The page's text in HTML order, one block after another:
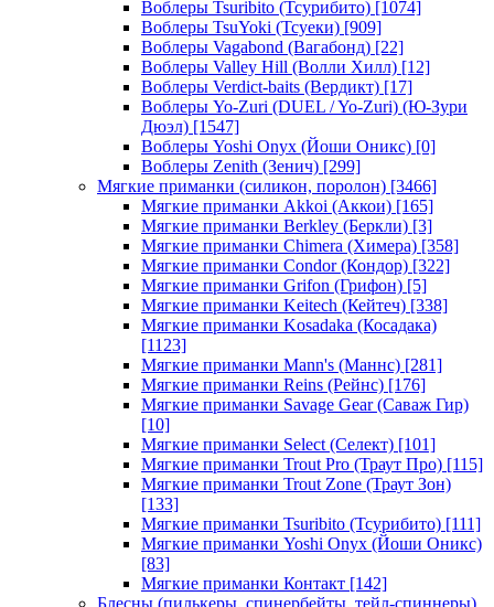
Воблеры Tsuribito (Тсурибито) [1074]
Воблеры TsuYoki (Тсуеки) [909]
Воблеры Vagabond (Вагабонд) [22]
Воблеры Valley Hill (Волли Хилл) [12]
Воблеры Verdict-baits (Вердикт) [17]
Воблеры Yo-Zuri (DUEL / Yo-Zuri) (Ю-Зури
Дюэл) [1547]
Воблеры Yoshi Onyx (Йоши Оникс) [0]
Воблеры Zenith (Зенич) [299]
Мягкие приманки (силикон, поролон) [3466]
Мягкие приманки Akkoi (Аккои) [165]
Мягкие приманки Berkley (Беркли) [3]
Мягкие приманки Chimera (Химера) [358]
Мягкие приманки Condor (Кондор) [322]
Мягкие приманки Grifon (Грифон) [5]
Мягкие приманки Keitech (Кейтеч) [338]
Мягкие приманки Kosadaka (Косадака)
[1123]
Мягкие приманки Mann's (Маннс) [281]
Мягкие приманки Reins (Рейнс) [176]
Мягкие приманки Savage Gear (Саваж Гир)
[10]
Мягкие приманки Select (Селект) [101]
Мягкие приманки Trout Pro (Траут Про) [115]
Мягкие приманки Trout Zone (Траут Зон)
[133]
Мягкие приманки Tsuribito (Тсурибито) [111]
Мягкие приманки Yoshi Onyx (Йоши Оникс)
[83]
Мягкие приманки Контакт [142]